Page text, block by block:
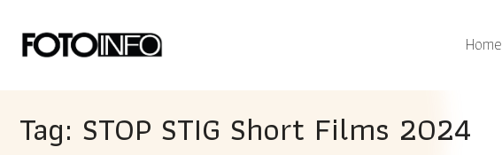
Home
Tag: STOP STIG Short Films 2024